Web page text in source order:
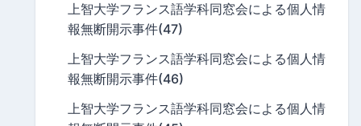
上智大学フランス語学科同窓会による個人情
報無断開示事件(47)
上智大学フランス語学科同窓会による個人情
報無断開示事件(46)
上智大学フランス語学科同窓会による個人情